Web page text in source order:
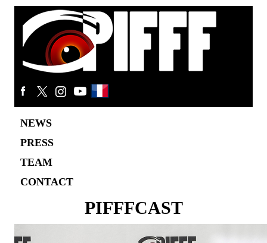
NEWS
PRESS
TEAM
CONTACT
PIFFFCAST